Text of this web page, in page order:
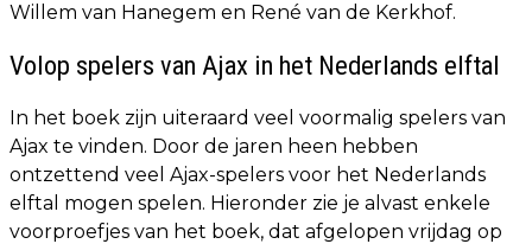
Willem van Hanegem en René van de Kerkhof.
Volop spelers van Ajax in het Nederlands elftal
In het boek zijn uiteraard veel voormalig spelers van
Ajax te vinden. Door de jaren heen hebben
ontzettend veel Ajax-spelers voor het Nederlands
elftal mogen spelen. Hieronder zie je alvast enkele
voorproefjes van het boek, dat afgelopen vrijdag op